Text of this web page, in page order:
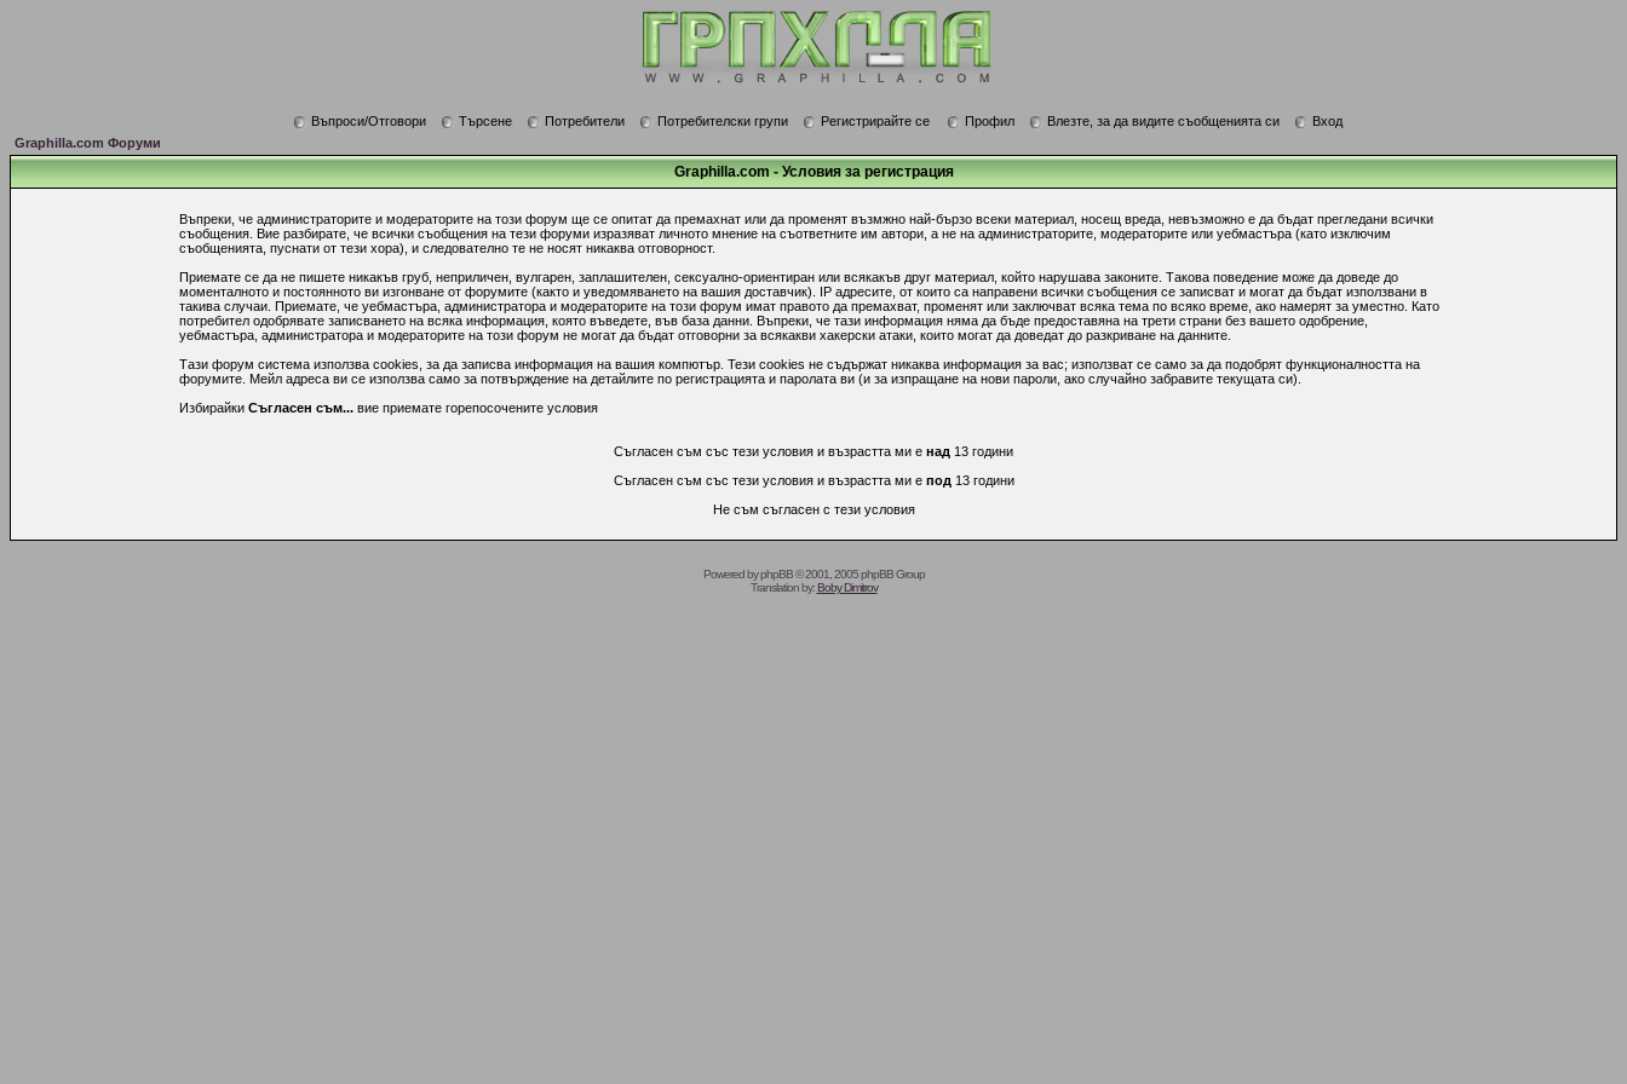
Въпроси/Отговори Търсене Потребители Потребителски групи Регистрирайте се Профил Влезте, за да видите съобщенията си
Вход
Graphilla.com Форуми
Graphilla.com - Условия за регистрация
Въпреки, че администраторите и модераторите на този форум ще се опитат да премахнат или да променят възмжно най-бързо всеки материал, носещ вреда, невъзможно е да бъдат прегледани всички
съобщения. Вие разбирате, че всички съобщения на тези форуми изразяват личното мнение на съответните им автори, а не на администраторите, модераторите или уебмастъра (като изключим
съобщенията, пуснати от тези хора), и следователно те не носят никаква отговорност.
Приемате се да не пишете никакъв груб, неприличен, вулгарен, заплашителен, сексуално-ориентиран или всякакъв друг материал, който нарушава законите. Такова поведение може да доведе до
моменталното и постоянното ви изгонване от форумите (както и уведомяването на вашия доставчик). IP адресите, от които са направени всички съобщения се записват и могат да бъдат използвани в
такива случаи. Приемате, че уебмастъра, администратора и модераторите на този форум имат правото да премахват, променят или заключват всяка тема по всяко време, ако намерят за уместно. Като
потребител одобрявате записването на всяка информация, която въведете, във база данни. Въпреки, че тази информация няма да бъде предоставяна на трети страни без вашето одобрение,
уебмастъра, администратора и модераторите на този форум не могат да бъдат отговорни за всякакви хакерски атаки, които могат да доведат до разкриване на данните.
Тази форум система използва cookies, за да записва информация на вашия компютър. Тези cookies не съдържат никаква информация за вас; използват се само за да подобрят функционалността на
форумите. Мейл адреса ви се използва само за потвърждение на детайлите по регистрацията и паролата ви (и за изпращане на нови пароли, ако случайно забравите текущата си).
Избирайки Съгласен съм... вие приемате горепосочените условия
Съгласен съм със тези условия и възрастта ми е над 13 години
Съгласен съм със тези условия и възрастта ми е под 13 години
Не съм съгласен с тези условия
Powered byphpBB© 2001, 2005 phpBB Group
Translation by:Boby Dimitrov